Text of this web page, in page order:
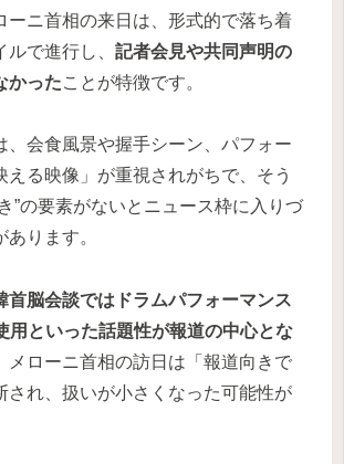
ーニ首相の来日は、形式的で落ち着
で進行し、 記者会見や共同声明の
かったことが特徴です。
、会食風景や握手シーン、パフォー
える映像」が重視されがちで、そう
”の要素がないとニュース枠に入りづ
ります。
首脳会談ではドラムパフォーマンス
用といった話題性が報道の中心とな
メローニ首相の訪日は「報道向きで
され、扱いが小さくなった可能性が